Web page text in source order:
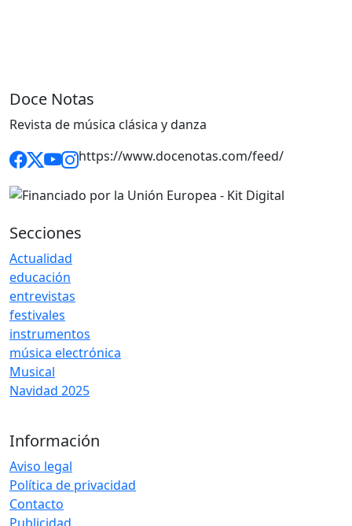
Doce Notas
Revista de música clásica y danza
https://www.docenotas.com/feed/
Secciones
Actualidad
educación
entrevistas
festivales
instrumentos
música electrónica
Musical
Navidad 2025
Información
Aviso legal
Política de privacidad
Contacto